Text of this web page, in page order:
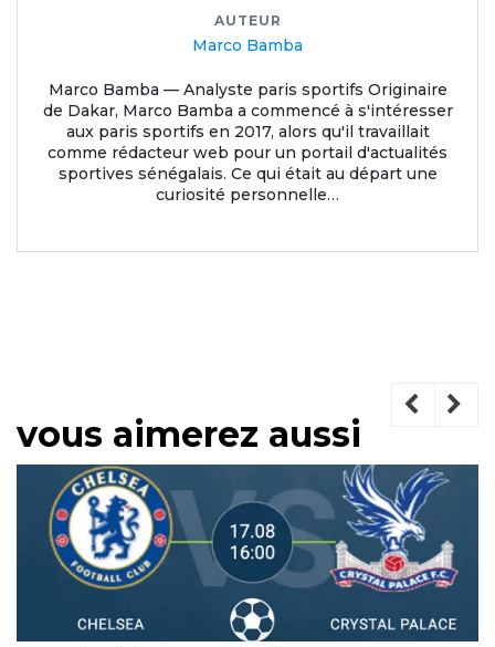
AUTEUR
Marco Bamba
Marco Bamba — Analyste paris sportifs Originaire
de Dakar, Marco Bamba a commencé à s'intéresser
aux paris sportifs en 2017, alors qu'il travaillait
comme rédacteur web pour un portail d'actualités
sportives sénégalais. Ce qui était au départ une
curiosité personnelle…
vous aimerez aussi